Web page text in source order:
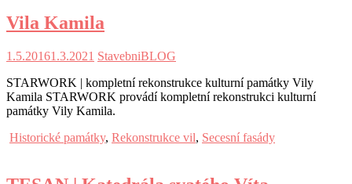
Vila Kamila
1.5.20161.3.2021 StavebniBLOG
STARWORK | kompletní rekonstrukce kulturní památky Vily
Kamila STARWORK provádí kompletní rekonstrukci kulturní
památky Vily Kamila.
Historické památky, Rekonstrukce vil, Secesní fasády